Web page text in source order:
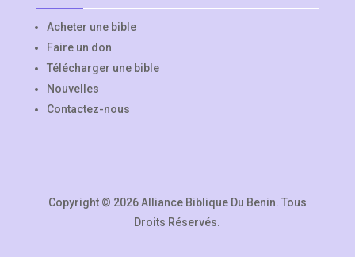
Acheter une bible
Faire un don
Télécharger une bible
Nouvelles
Contactez-nous
Copyright © 2026 Alliance Biblique Du Benin. Tous
Droits Réservés.